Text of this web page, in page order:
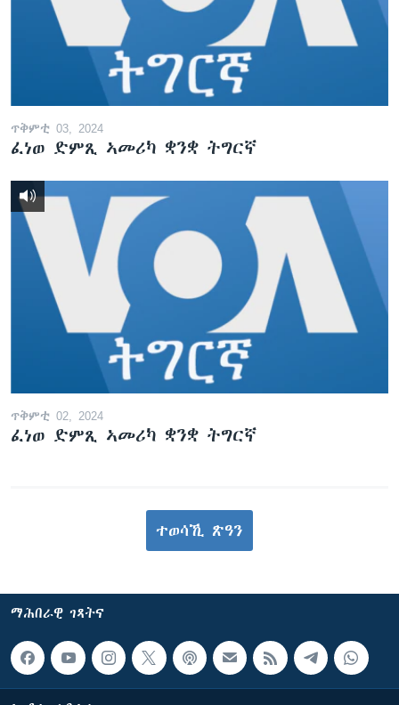
ጥቅምቲ 03, 2024
ፈነወ ድምጺ ኣመሪካ ቋንቋ ትግርኛ
ጥቅምቲ 02, 2024
ፈነወ ድምጺ ኣመሪካ ቋንቋ ትግርኛ
ተወሳኺ ጽዓን
ማሕበራዊ ገጻትና